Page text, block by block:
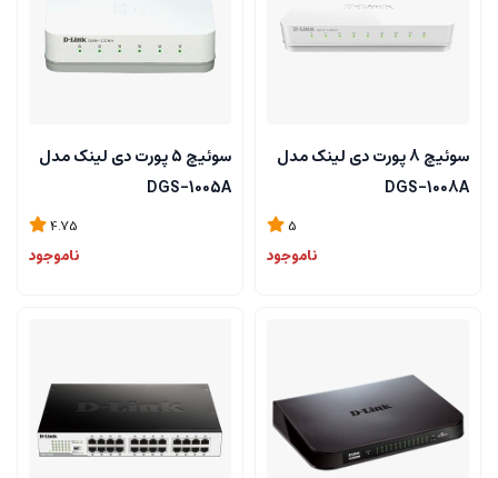
سوئیچ 8 پورت دی لینک مدل
DGS-1008A
5
ناموجود
سوئیچ 5 پورت دی لینک مدل
DGS-1005A
4.75
ناموجود